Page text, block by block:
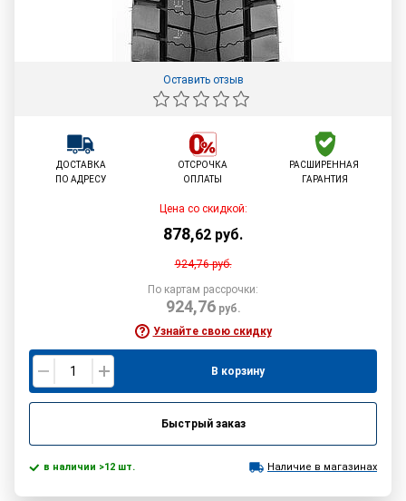
Оставить отзыв
ДОСТАВКА
ПО АДРЕСУ
ОТСРОЧКА
ОПЛАТЫ
РАСШИРЕННАЯ
ГАРАНТИЯ
Цена со скидкой:
878,62 руб.
924,76руб.
По картам рассрочки:
924,76руб.
Узнайте свою скидку
В корзину
Быстрый заказ
в наличии >12 шт. Наличие в магазинах